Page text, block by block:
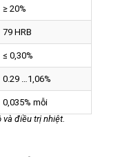
≥ 20%
79 HRB
≤ 0,30%
0.29 …1,06%
0,035% mỗi
điều trị nhiệt.